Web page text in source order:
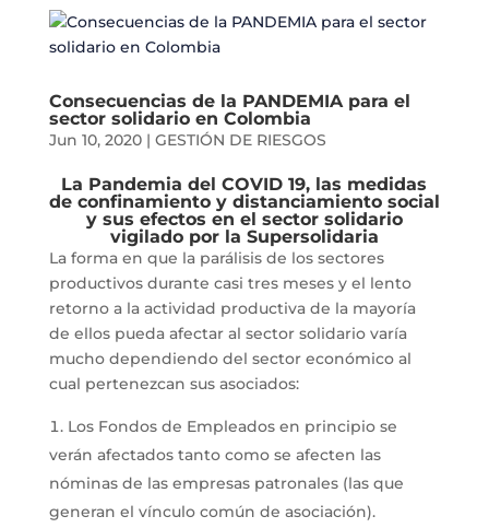
Consecuencias de la PANDEMIA para el
sector solidario en Colombia
Jun 10, 2020| GESTIÓN DE RIESGOS
La Pandemia del COVID 19, las medidas
de confinamiento y distanciamiento social
y sus efectos en el sector solidario
vigilado por la Supersolidaria
La forma en que la parálisis de los sectores
productivos durante casi tres meses y el lento
retorno a la actividad productiva de la mayoría
de ellos pueda afectar al sector solidario varía
mucho dependiendo del sector económico al
cual pertenezcan sus asociados:
Los Fondos de Empleados en principio se
verán afectados tanto como se afecten las
nóminas de las empresas patronales (las que
generan el vínculo común de asociación).